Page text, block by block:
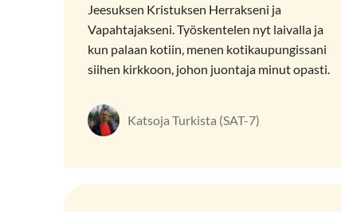
Jeesuksen Kristuksen Herrakseni ja
Vapahtajakseni. Työskentelen nyt laivalla ja
kun palaan kotiin, menen kotikaupungissani
siihen kirkkoon, johon juontaja minut opasti.
Katsoja Turkista (SAT-7)